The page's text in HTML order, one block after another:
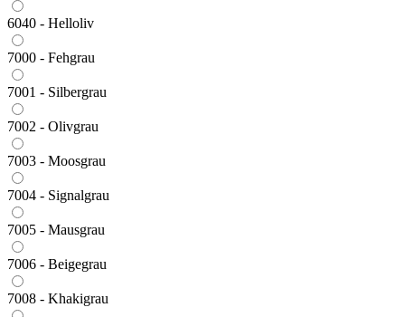
6040 - Helloliv
7000 - Fehgrau
7001 - Silbergrau
7002 - Olivgrau
7003 - Moosgrau
7004 - Signalgrau
7005 - Mausgrau
7006 - Beigegrau
7008 - Khakigrau